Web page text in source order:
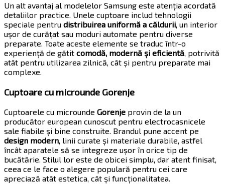
Un alt avantaj al modelelor Samsung este atenția acordată
detaliilor practice. Unele cuptoare includ tehnologii
speciale pentru distribuirea uniformă a căldurii, un interior
ușor de curățat sau moduri automate pentru diverse
preparate. Toate aceste elemente se traduc într-o
experiență de gătit comodă, modernă și eficientă, potrivită
atât pentru utilizarea zilnică, cât și pentru preparate mai
complexe.
Cuptoare cu microunde Gorenje
Cuptoarele cu microunde Gorenje provin de la un
producător european cunoscut pentru electrocasnicele
sale fiabile și bine construite. Brandul pune accent pe
design modern, linii curate și materiale durabile, astfel
încât aparatele să se integreze ușor în orice tip de
bucătărie. Stilul lor este de obicei simplu, dar atent finisat,
ceea ce le face o alegere populară pentru cei care
apreciază atât estetica, cât și funcționalitatea.